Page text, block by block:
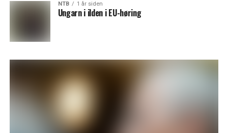
NTB 1 år siden
Ungarn i ilden i EU-høring